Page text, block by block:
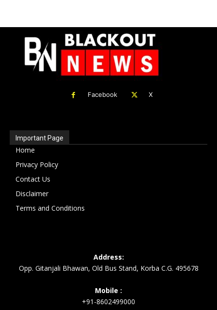
Facebook X
Important Page
Home
Privacy Policy
Contact Us
Disclaimer
Terms and Conditions
Address:
Opp. Gitanjali Bhawan, Old Bus Stand, Korba C.G. 495678
Mobile :
+91-8602499000